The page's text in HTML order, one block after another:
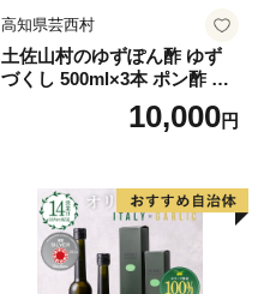
高知県芸西村
土佐山村のゆずぽん酢 ゆず
づくし 500ml×3本 ポン酢 ポ
ンズ ゆず 柚子 調味料 さっぱ
り 美味しい おいしい 鍋 しゃ
10,000円